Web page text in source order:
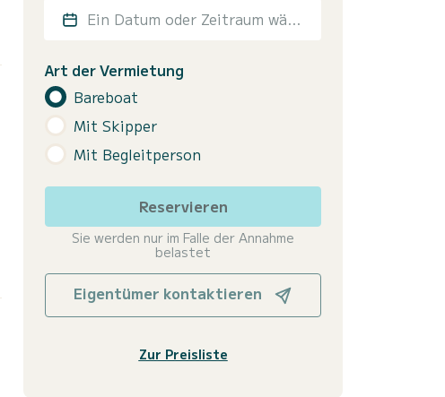
Ein Datum oder Zeitraum wählen
Art der Vermietung
Bareboat
Mit Skipper
Mit Begleitperson
Reservieren
Sie werden nur im Falle der Annahme
belastet
Eigentümer kontaktieren
Zur Preisliste